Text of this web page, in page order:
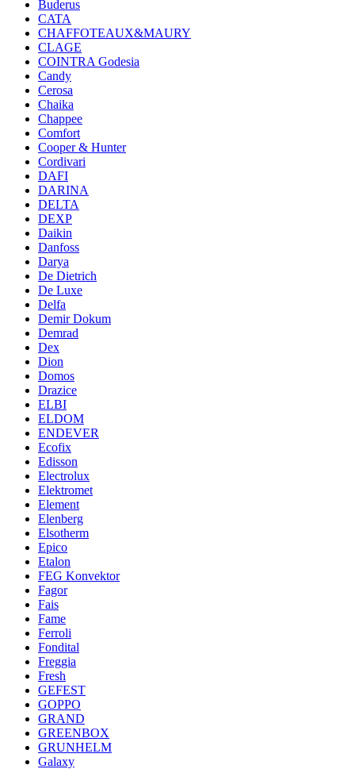
Buderus
CATA
CHAFFOTEAUX&MAURY
CLAGE
COINTRA Godesia
Candy
Cerosa
Chaika
Chappee
Comfort
Cooper & Hunter
Cordivari
DAFI
DARINA
DELTA
DEXP
Daikin
Danfoss
Darya
De Dietrich
De Luxe
Delfa
Demir Dokum
Demrad
Dex
Dion
Domos
Drazice
ELBI
ELDOM
ENDEVER
Ecofix
Edisson
Electrolux
Elektromet
Element
Elenberg
Elsotherm
Epico
Etalon
FEG Konvektor
Fagor
Fais
Fame
Ferroli
Fondital
Freggia
Fresh
GEFEST
GOPPO
GRAND
GREENBOX
GRUNHELM
Galaxy